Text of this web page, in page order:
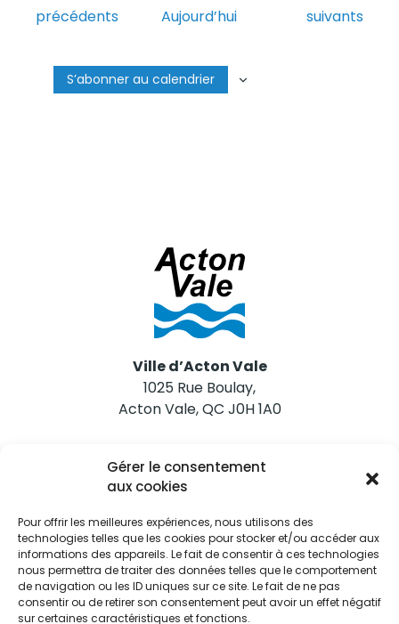
Gérer le consentement
aux cookies
Pour offrir les meilleures expériences, nous utilisons des
technologies telles que les cookies pour stocker et/ou accéder aux
informations des appareils. Le fait de consentir à ces technologies
nous permettra de traiter des données telles que le comportement
de navigation ou les ID uniques sur ce site. Le fait de ne pas
consentir ou de retirer son consentement peut avoir un effet négatif
sur certaines caractéristiques et fonctions.
Évènements
précédents Aujourd’hui Évènements
suivants
S’abonner au calendrier
Ville d’Acton Vale
1025 Rue Boulay,
Acton Vale, QC J0H 1A0
Nous joindre
Tél. 450 546-2703
Restez informés